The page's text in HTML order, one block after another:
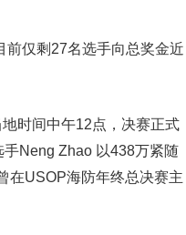
前仅剩27名选手向总奖金近
时间中午12点，决赛正式
Neng Zhao 以438万紧随
在USOP海防年终总决赛主